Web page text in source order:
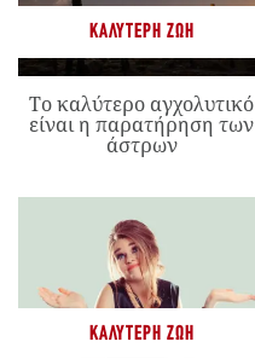
ΚΑΛΎΤΕΡΗ ΖΩΉ
Το καλύτερο αγχολυτικό
είναι η παρατήρηση των
άστρων
ΚΑΛΎΤΕΡΗ ΖΩΉ